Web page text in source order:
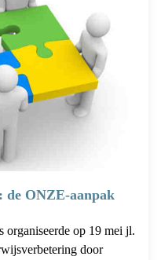
de ONZE-aanpak
organiseerde op 19 mei jl.
door